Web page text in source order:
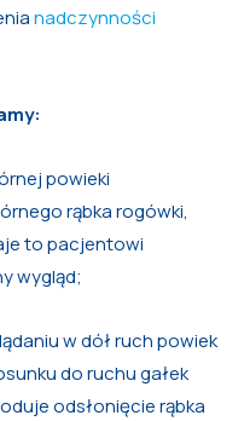
nadczynności
powieki
rąbka rogówki,
to pacjentowi
wygląd;
w dół ruch powiek
do ruchu gałek
odsłonięcie rąbka